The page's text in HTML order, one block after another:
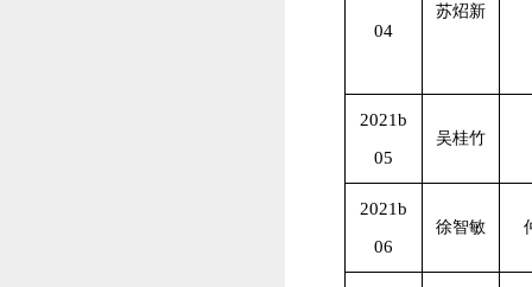
04
苏炤新
2021b
05
吴桂竹
2021b
06
徐智敏